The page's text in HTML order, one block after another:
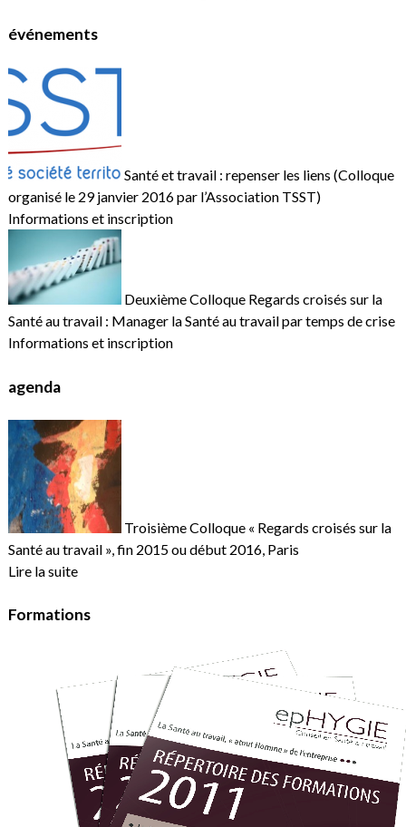
événements
Santé et travail : repenser les liens (Colloque
organisé le 29 janvier 2016 par l’Association TSST)
Informations et inscription
Deuxième Colloque Regards croisés sur la
Santé au travail : Manager la Santé au travail par temps de crise
Informations et inscription
agenda
Troisième Colloque « Regards croisés sur la
Santé au travail », fin 2015 ou début 2016, Paris
Lire la suite
Formations